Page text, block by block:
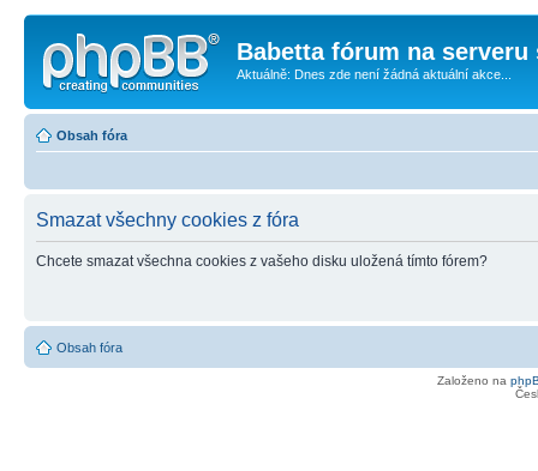
Babetta fórum na serveru
Aktuálně: Dnes zde není žádná aktuální akce...
Obsah fóra
Smazat všechny cookies z fóra
Chcete smazat všechna cookies z vašeho disku uložená tímto fórem?
Obsah fóra
Založeno na